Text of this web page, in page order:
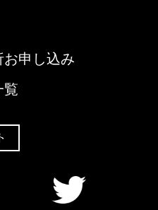
申し込み